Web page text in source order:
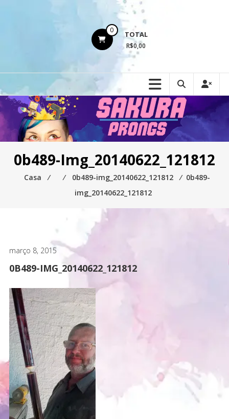
0 TOTAL
R$0,00
0b489-Img_20140622_121812
Casa ⁄ ⁄ 0b489-img_20140622_121812 ⁄ 0b489-
img_20140622_121812
março 8, 2015
0B489-IMG_20140622_121812